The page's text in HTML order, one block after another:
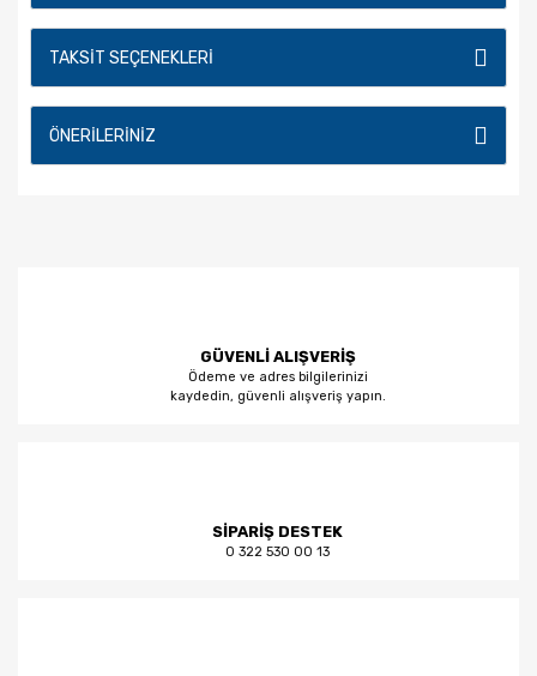
TAKSIT SEÇENEKLERI
ÖNERILERINIZ
GÜVENLİ ALIŞVERİŞ
Ödeme ve adres bilgilerinizi
kaydedin, güvenli alışveriş yapın.
SİPARİŞ DESTEK
0 322 530 00 13